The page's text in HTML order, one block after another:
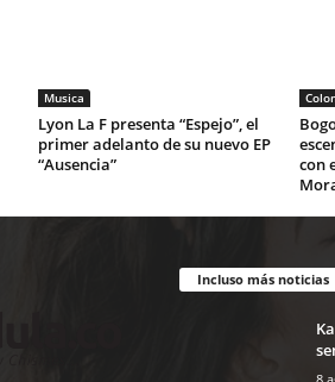
Musica
Lyon La F presenta “Espejo”, el
primer adelanto de su nuevo EP
“Ausencia”
con
Incluso más noticias